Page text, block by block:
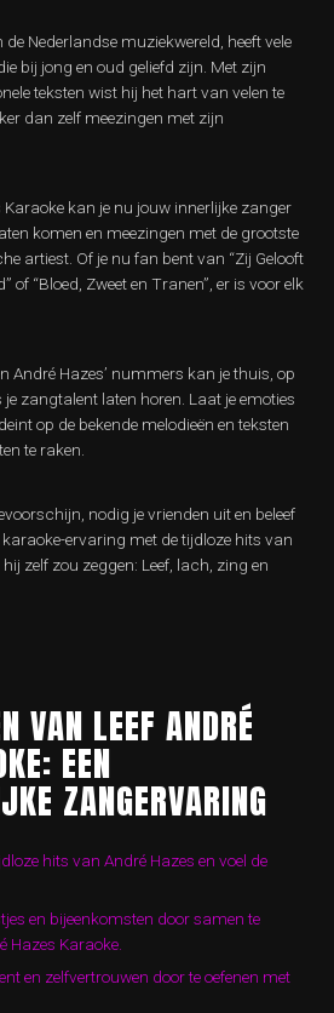
Nederlandse muziekwereld, heeft vele
bij jong en oud geliefd zijn. Met zijn
teksten wist hij het hart van velen te
dan zelf meezingen met zijn
Karaoke kan je nu jouw innerlijke zanger
komen en meezingen met de grootste
artiest. Of je nu fan bent van “Zij Gelooft
of “Bloed, Zweet en Tranen”, er is voor elk
André Hazes’ nummers kan je thuis, op
zangtalent laten horen. Laat je emoties
op de bekende melodieën en teksten
te raken.
nodig je vrienden uit en beleef
ervaring met de tijdloze hits van
zelf zou zeggen: Leef, lach, zing en
VAN LEEF ANDRÉ
EEN
ZANGERVARING
hits van André Hazes en voel de
en bijeenkomsten door samen te
Hazes Karaoke.
en zelfvertrouwen door te oefenen met